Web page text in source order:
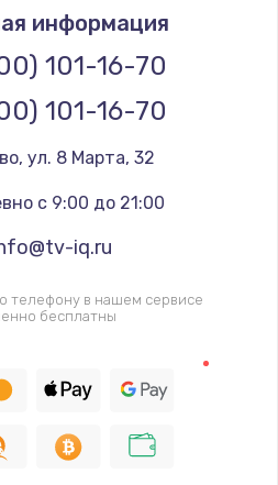
900 руб.
руб.
руб.
цепи питания, пайка
информация
101-16-70
101-16-70
, ул. 8 Марта, 32
с 9:00 до 21:00
iq.ru
телефону в нашем сервисе
бесплатны